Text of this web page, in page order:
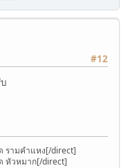
#12
รามคำแหง[/direct]
หัวหมาก[/direct]